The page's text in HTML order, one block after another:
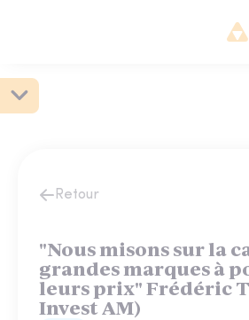
Retour
"Nous misons sur la
grandes marques à
leurs prix" Frédéric
Invest AM)